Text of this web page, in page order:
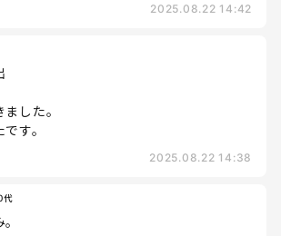
2025.08.22 14:42
した。
す。
2025.08.22 14:38
代